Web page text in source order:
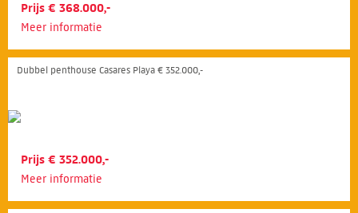
Prijs € 368.000,-
Meer informatie
Dubbel penthouse Casares Playa € 352.000,-
Prijs € 352.000,-
Meer informatie